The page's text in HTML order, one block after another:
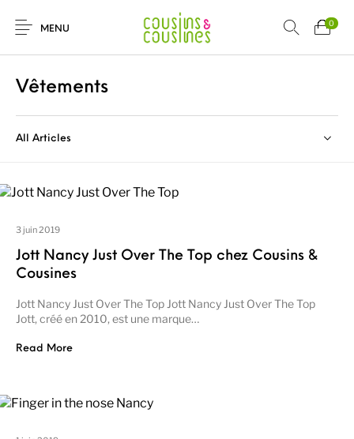
MENU
0
Garçons
Vêtements
All Articles
3 juin 2019
Jott Nancy Just Over The Top chez Cousins &
Cousines
Jott Nancy Just Over The Top Jott Nancy Just Over The Top
Jott, créé en 2010, est une marque…
Read More